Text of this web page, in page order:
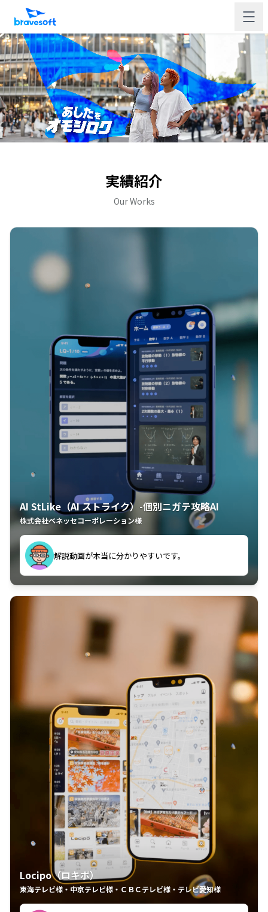
実績紹介
Our Works
AI StLike（AI ストライク）-個別ニガテ攻略AI
株式会社ベネッセコーポレーション様
古文漢文を主に使わせていただいているが、復習する
のに非常に役立っている。
解説動画が本当に分かりやすいです。
Locipo（ロキポ）
東海テレビ様・中京テレビ様・ＣＢＣテレビ様・テレビ愛知様